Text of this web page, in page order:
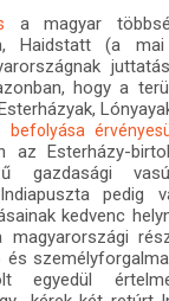
a magyar
Haidstatt (a
hogy a
befolyása
az Esterházy-
gazdasági
pedig
kedvenc
magyarországi
és
egyedül